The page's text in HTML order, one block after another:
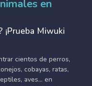
en
¡Prueba Miwuki
cientos de perros,
cobayas, ratas,
aves... en